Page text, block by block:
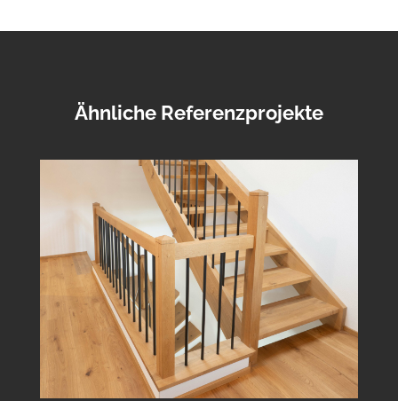
Ähnliche Referenzprojekte